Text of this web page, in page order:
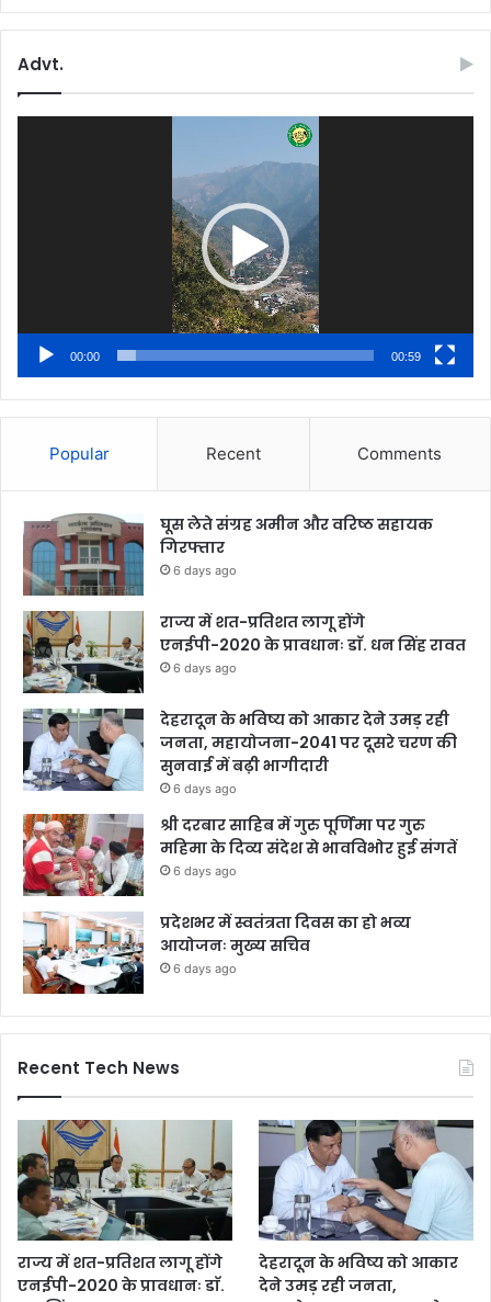
Advt.
00:00 00:59
Popular Recent Comments
घूस लेते संग्रह अमीन और वरिष्ठ सहायक
गिरफ्तार
6 days ago
राज्य में शत-प्रतिशत लागू होंगे
एनईपी-2020 के प्रावधानः डाॅ. धन सिंह रावत
6 days ago
देहरादून के भविष्य को आकार देने उमड़ रही
जनता, महायोजना-2041 पर दूसरे चरण की
सुनवाई में बढ़ी भागीदारी
6 days ago
श्री दरबार साहिब में गुरु पूर्णिमा पर गुरु
महिमा के दिव्य संदेश से भावविभोर हुई संगतें
6 days ago
प्रदेशभर में स्वतंत्रता दिवस का हो भव्य
आयोजनः मुख्य सचिव
6 days ago
Recent Tech News
राज्य में शत-प्रतिशत लागू होंगे
एनईपी-2020 के प्रावधानः डाॅ.
देहरादून के भविष्य को आकार
देने उमड़ रही जनता,